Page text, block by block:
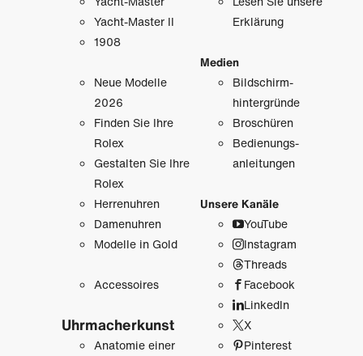
Yacht-Master II
1908
Neue Modelle
2026
Finden Sie Ihre
Rolex
Gestalten Sie Ihre
Rolex
Herrenuhren
Damenuhren
Modelle in Gold
Accessoires
Uhrmacher­kunst
Anatomie einer
Erklärung
Medien
Bildschirm­
hintergründe
Broschüren
Bedienungs­
anleitungen
Unsere Kanäle
YouTube
Instagram
Threads
Facebook
LinkedIn
X
Pinterest